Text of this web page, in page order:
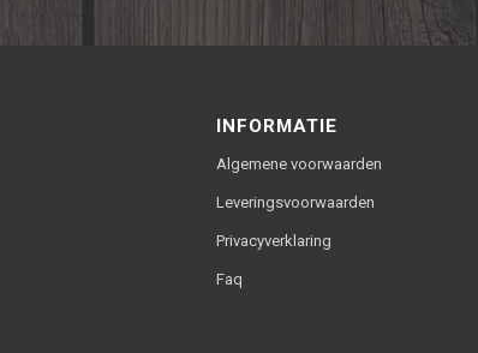
INFORMATIE
Algemene voorwaarden
Leveringsvoorwaarden
Privacyverklaring
Faq